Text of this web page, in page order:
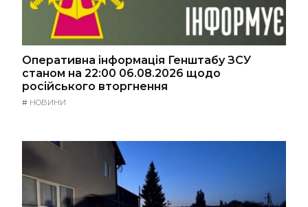
Оперативна інформація Генштабу ЗСУ
станом на 22:00 06.08.2026 щодо
російського вторгнення
# НОВИНИ